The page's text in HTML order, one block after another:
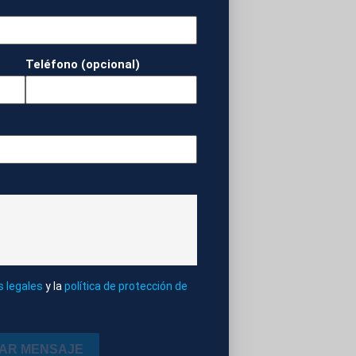
Teléfono (opcional)
legales y la política de protección de
MENSAJE
Exteriores,
pública a
en un gesto
trato a los